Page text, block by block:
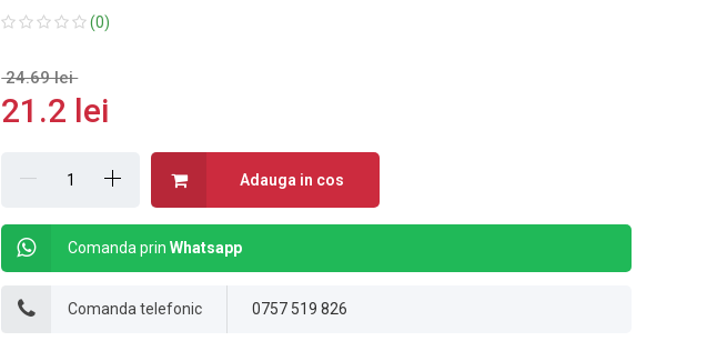
(0)
24.69 lei
21.2 lei
Adauga in cos
Comanda prinWhatsapp
Comanda telefonic 0757 519 826